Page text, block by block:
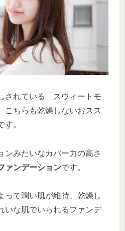
されている「スウィートモ
こちらも乾燥しないおスス
す。
ンみたいなカバー力の高さ
ァンデーションです。
って潤い肌が維持、乾燥し
いな肌でいられるファンデ